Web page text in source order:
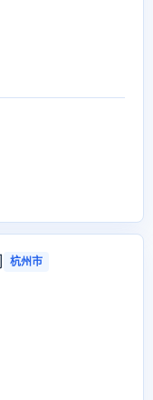
杭州市